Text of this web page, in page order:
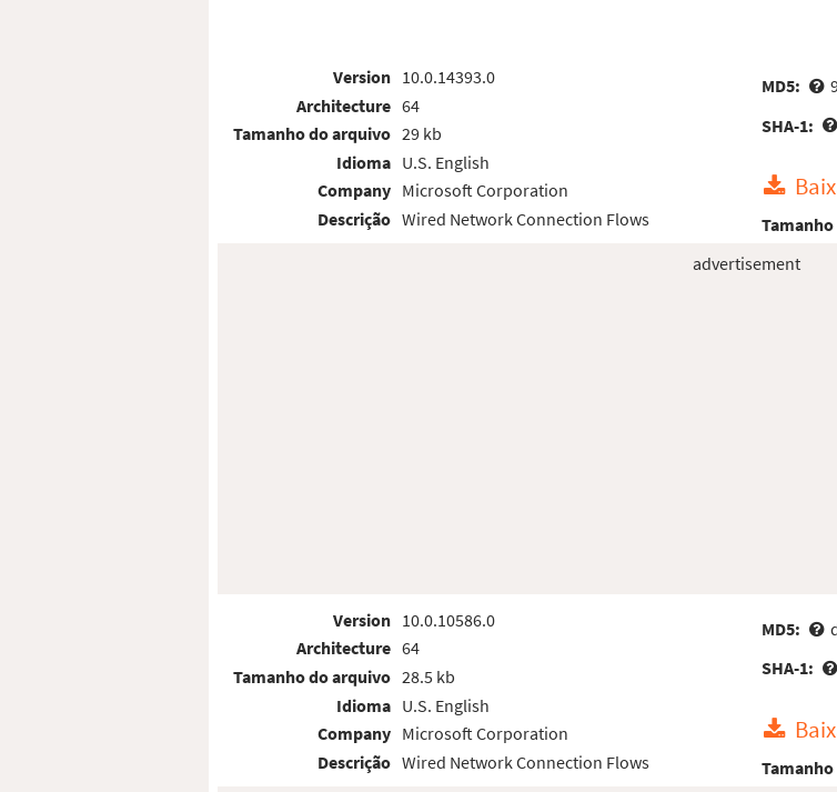
Version
Architecture
Tamanho do arquivo
Idioma
Company
Descrição
10.0.14393.0
64
29 kb
U.S. English
Microsoft Corporation
Wired Network Connection Flows
MD5:
SHA-1:
advertisement
Version
Architecture
Tamanho do arquivo
Idioma
Company
Descrição
10.0.10586.0
64
28.5 kb
U.S. English
Microsoft Corporation
Wired Network Connection Flows
MD5:
SHA-1: